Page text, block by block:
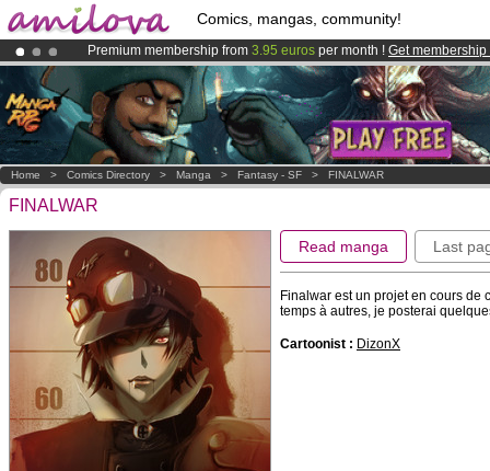
Comics, mangas, community!
Premium membership from 3.95 euros per month ! Get membership
AmilovaKickstarter is now LIVE!.
Already 100000membersand 1000 comics & mangas!.
Home > Comics Directory > Manga > Fantasy - SF > FINALWAR
FINALWAR
Read manga Last
Finalwar est un projet en cours de
temps à autres, je posterai
Cartoonist : DizonX